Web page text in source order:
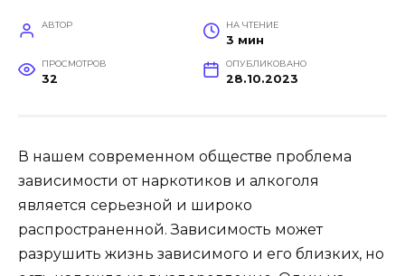
АВТОР НА ЧТЕНИЕ
3 мин
ПРОСМОТРОВ
32
ОПУБЛИКОВАНО
28.10.2023
В нашем современном обществе проблема
зависимости от наркотиков и алкоголя
является серьезной и широко
распространенной. Зависимость может
разрушить жизнь зависимого и его близких, но